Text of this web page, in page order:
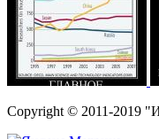
Copyright © 2011-2019